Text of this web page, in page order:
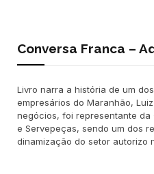
Conversa Franca –
Livro narra a história de um
empresários do Maranhão,
negócios, foi representante da
e Servepeças, sendo um dos
dinamização do setor autorizo